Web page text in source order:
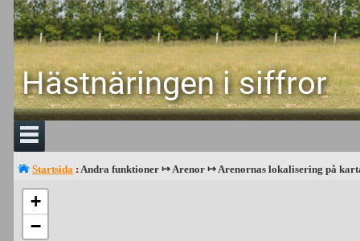
Hästnäringen i siffror
Startsida : Andra funktioner ↦ Arenor ↦ Arenornas lokalisering på
+
−